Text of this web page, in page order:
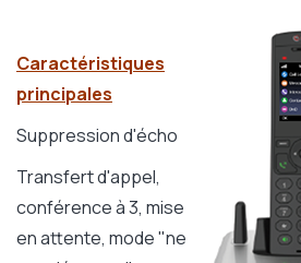
Caractéristiques
principales
Suppression d'écho
Transfert d'appel,
conférence à 3, mise
en attente, mode "ne